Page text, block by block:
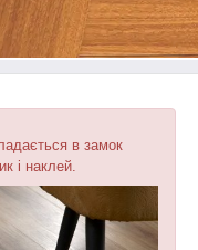
в замок
і наклей.